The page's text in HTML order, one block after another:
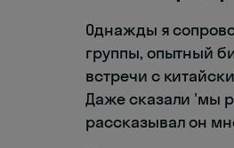
Однажды я
группы, опытный
встречи с
Даже сказали 'мы
рассказывал он